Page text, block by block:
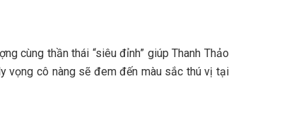
cùng thần thái “siêu đỉnh” giúp Thanh Thảo
vọng cô nàng sẽ đem đến màu sắc thú vị tại